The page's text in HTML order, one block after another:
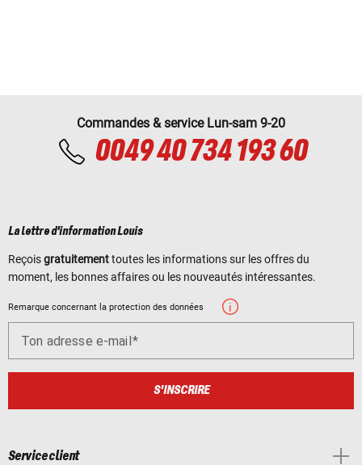
Commandes & service Lun-sam 9-20
0049 40 734 193 60
La lettre d'information Louis
Reçoisgratuitementtoutes les informations sur les offres du
moment, les bonnes affaires ou les nouveautés intéressantes.
Remarque concernant la protection des données
Ton adresse e-mail
S'INSCRIRE
Service client